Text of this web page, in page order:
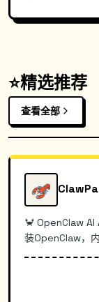
⭐精选推荐
查看全部
🦀 OpenClaw
装OpenClaw，